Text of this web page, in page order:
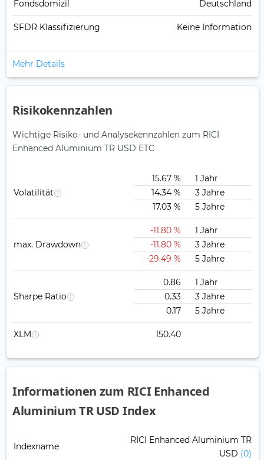
Fondsdomizil Deutschland
SFDR Klassifizierung Keine Information
Mehr Details
Risikokennzahlen
Wichtige Risiko- und Analysekennzahlen zum RICI
Enhanced Aluminium TR USD ETC
Volatilität
15.67 %
1 Jahr
14.34 %
3 Jahre
17.03 %
5 Jahre
max. Drawdown
-11.80 %
1 Jahr
-11.80 %
3 Jahre
-29.49 %
5 Jahre
Sharpe Ratio
0.86
1 Jahr
0.33
3 Jahre
0.17
5 Jahre
XLM 150.40
Informationen zum RICI Enhanced
Aluminium TR USD Index
Indexname
RICI Enhanced Aluminium TR
USD (0)